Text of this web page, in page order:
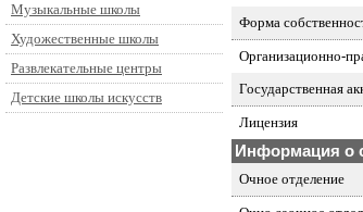
Музыкальные школы
Художественные школы
Развлекательные центры
Детские школы искусств
Форма
Организационно-
Государственная
Лицензия
Информация о
Очное отделение